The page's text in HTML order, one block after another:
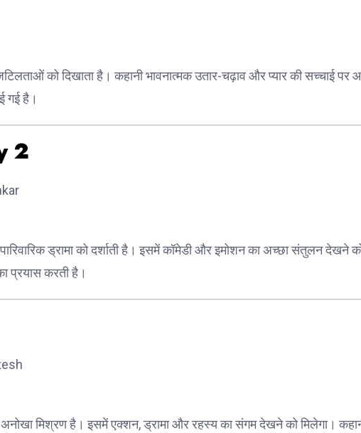
को दिखाता है। कहानी भावनात्मक उतार-चढ़ाव और प्यार की सच्चाई पर
गई है।
2
ड्रामा को दर्शाती है। इसमें कॉमेडी और इमोशन का अच्छा संतुलन देखने
प्रयास करती है।
मिश्रण है। इसमें एक्शन, ड्रामा और रहस्य का संगम देखने को मिलेगा।